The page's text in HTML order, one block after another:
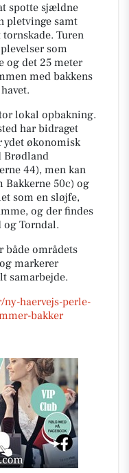
spotte sjældne
pletvinge samt
Turen
som
og det 25 meter
med bakkens
lokal opbakning.
har bidraget
ydet økonomisk
Brødland
44), men kan
Bakkerne 50c) og
som en sløjfe,
og der findes
og Torndal.
både områdets
markerer
samarbejde.
haervejs-perle-
bakker